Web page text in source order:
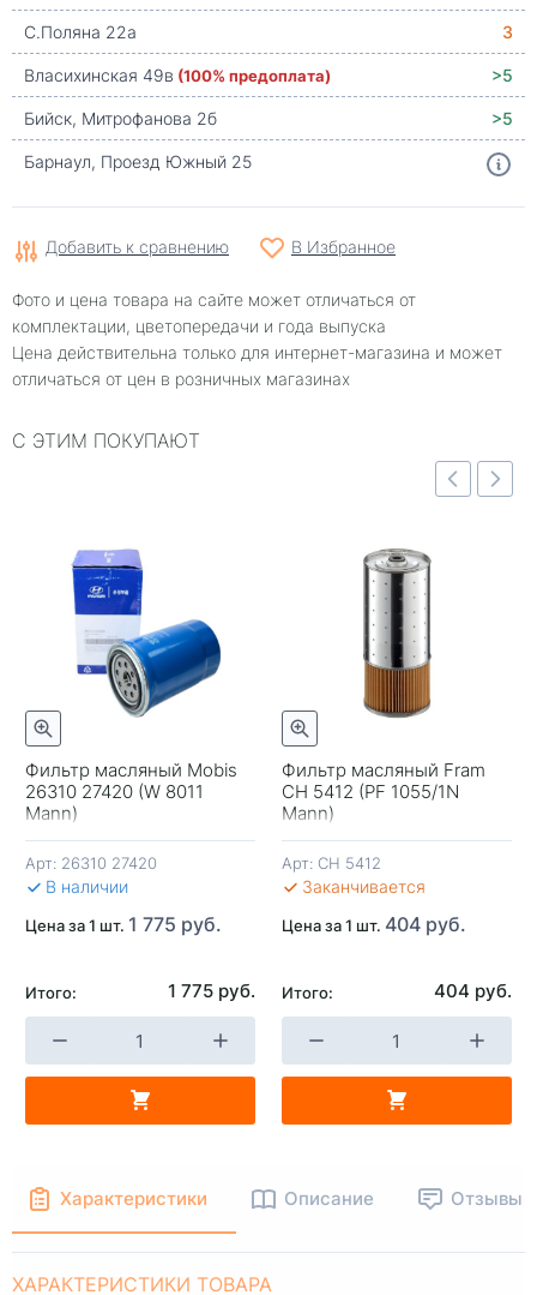
С.Поляна 22а
3
Власихинская 49в (100% предоплата)
>5
Бийск, Митрофанова 2б
>5
Барнаул, Проезд Южный 25
Добавить к сравнению В Избранное
Фото и цена товара на сайте может отличаться от
комплектации, цветопередачи и года выпуска
Цена действительна только для интернет-магазина и может
отличаться от цен в розничных магазинах
С ЭТИМ ПОКУПАЮТ
Фильтр масляный Mobis
26310 27420 (W 8011
Mann)
Арт: 26310 27420
В наличии
Цена за 1 шт. 1 775 руб.
Итого: 1 775 руб.
Фильтр масляный Fram
CH 5412 (PF 1055/1N
Mann)
Арт: CH 5412
Заканчивается
Цена за 1 шт. 404 руб.
Итого: 404 руб.
КОРЗИНУ В КОРЗИНУ
Быстрый просмотр
Характеристики Описание Отзывы
ХАРАКТЕРИСТИКИ ТОВАРА